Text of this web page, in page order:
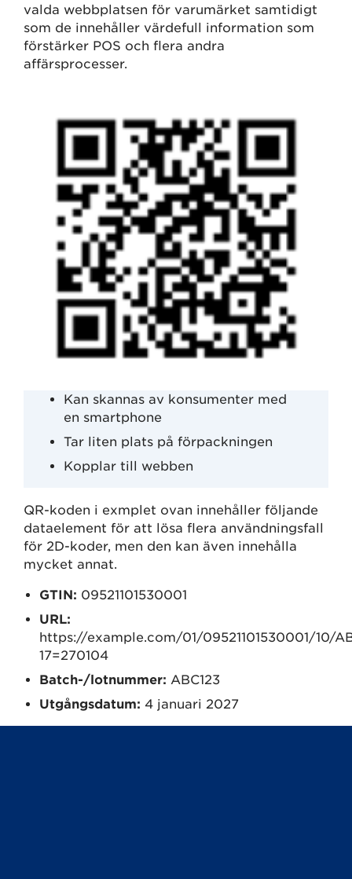
valda webbplatsen för varumärket samtidigt
som de innehåller värdefull information som
förstärker POS och flera andra
affärsprocesser.
Kan skannas av konsumenter med
en smartphone
Tar liten plats på förpackningen
Kopplar till webben
QR-koden i exmplet ovan innehåller följande
dataelement för att lösa flera användningsfall
för 2D-koder, men den kan även innehålla
mycket annat.
GTIN: 09521101530001
URL:
https://example.com/01/09521101530001/10/
17=270104
Batch-/lotnummer: ABC123
Utgångsdatum: 4 januari 2027